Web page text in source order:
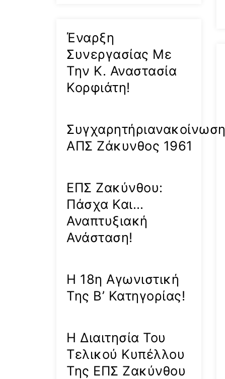
Έναρξη
Συνεργασίας Με
Την Κ. Αναστασία
Κορφιάτη!
Συγχαρητήριανακοίνωση
ΑΠΣ Ζάκυνθος 1961
ΕΠΣ Ζακύνθου:
Πάσχα Και…
Αναπτυξιακή
Ανάσταση!
Η 18η Αγωνιστική
Της Β’ Κατηγορίας!
Η Διαιτησία Του
Τελικού Κυπέλλου
Της ΕΠΣ Ζακύνθου